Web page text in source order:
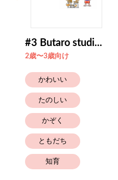
#3 Butaro studi...
2歳〜3歳向け
かわいい
たのしい
かぞく
ともだち
知育